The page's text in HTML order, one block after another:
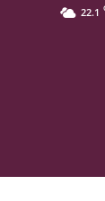
22.1